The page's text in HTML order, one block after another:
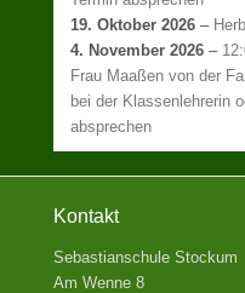
19. Oktober 2026 –
4. November 2026 –
Frau Maaßen von der
bei der Klassenlehrerin
absprechen
Kontakt
Sebastianschule Stockum
Am Wenne 8